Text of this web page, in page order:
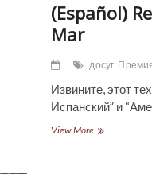
(Español)
Mar
досуг
Извините, этот
Испанский” и
View More(Español)